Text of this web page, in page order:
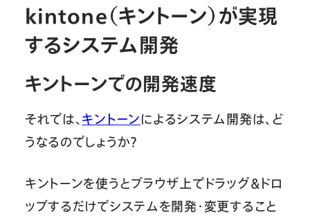
kintone（キントーン）が実現
するシステム開発
キントーンでの開発速度
それでは、 キントーンによるシステム開発は、ど
うなるのでしょうか？
キントーンを使うとブラウザ上でドラッグ＆ドロ
ップするだけでシステムを開発・変更すること